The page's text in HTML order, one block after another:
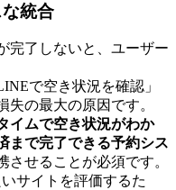
統合
完了しないと、ユーザー
で空き状況を確認」
失の最大の原因です。
イムで空き状況がわか
まで完了できる予約シス
させることが必須です。
サイトを評価するた